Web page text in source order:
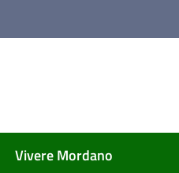
Vivere Mordano